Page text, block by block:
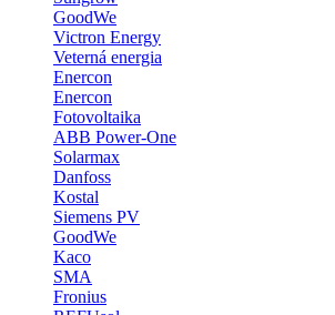
GoodWe
Victron Energy
Veterná energia
Enercon
Enercon
Fotovoltaika
ABB Power-One
Solarmax
Danfoss
Kostal
Siemens PV
GoodWe
Kaco
SMA
Fronius